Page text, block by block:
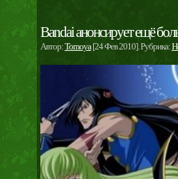
Bandai анонсирует ещё
Автор:Tomoya[24 Фев 2010]. Рубрика: